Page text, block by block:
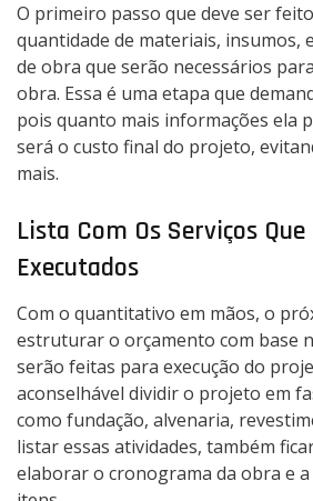
O primeiro passo que deve ser
quantidade de materiais, insumos,
de obra que serão necessários
obra. Essa é uma etapa que
pois quanto mais informações ela
será o custo final do projeto,
mais.
Lista Com Os Serviços Que
Executados
Com o quantitativo em mãos, o
estruturar o orçamento com base
serão feitas para execução do
aconselhável dividir o projeto em
como fundação, alvenaria,
listar essas atividades, também
elaborar o cronograma da obra e a